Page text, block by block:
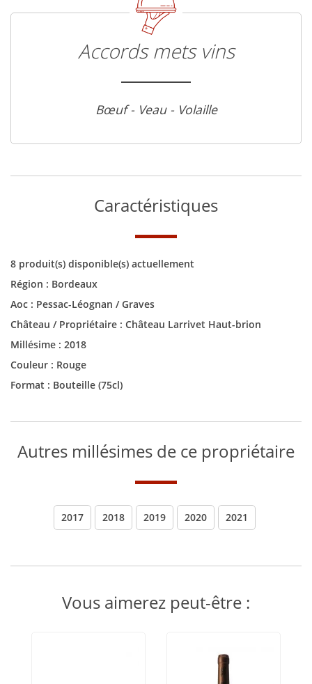
Accords mets vins
Bœuf - Veau - Volaille
Caractéristiques
8 produit(s) disponible(s) actuellement
Région : Bordeaux
Aoc : Pessac-Léognan / Graves
Château / Propriétaire : Château Larrivet Haut-brion
Millésime : 2018
Couleur : Rouge
Format : Bouteille (75cl)
Autres millésimes de ce propriétaire
2017 2018 2019 2020 2021
Vous aimerez peut-être :